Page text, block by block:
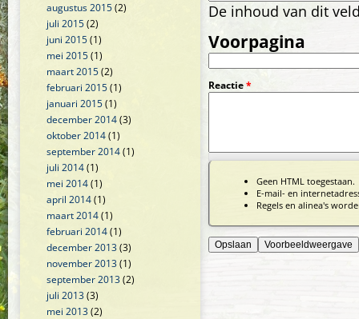
augustus 2015(2)
juli 2015(2)
juni 2015(1)
mei 2015(1)
maart 2015(2)
februari 2015(1)
januari 2015(1)
december 2014(3)
oktober 2014(1)
september 2014(1)
juli 2014(1)
mei 2014(1)
april 2014(1)
maart 2014(1)
februari 2014(1)
december 2013(3)
november 2013(1)
september 2013(2)
juli 2013(3)
mei 2013(2)
De inhoud van dit
Voorpagina
Reactie*
Geen HTML toegestaan.
E-mail- en
Regels en alinea's